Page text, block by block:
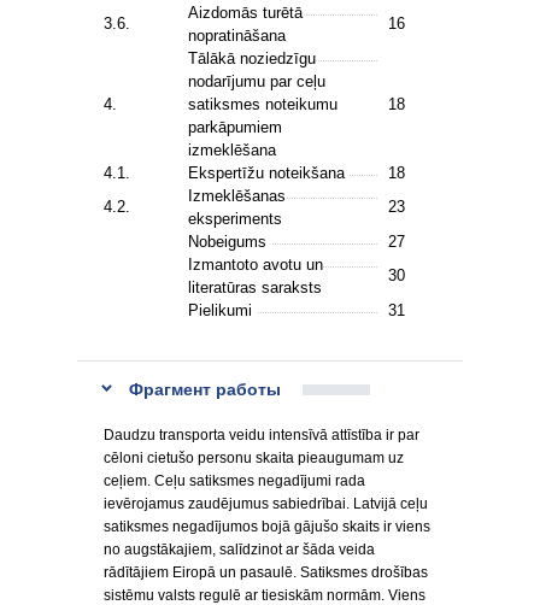
3.6.
Aizdomās turētā
nopratināšana
16
4.
Tālākā noziedzīgu
nodarījumu par ceļu
satiksmes noteikumu
parkāpumiem
izmeklēšana
18
4.1. Ekspertīžu noteikšana
18
4.2.
Izmeklēšanas
eksperiments
23
Nobeigums
27
Izmantoto avotu un
literatūras saraksts
30
Pielikumi
31
Фрагмент работы
Daudzu transporta veidu intensīvā attīstība ir par
cēloni cietušo personu skaita pieaugumam uz
ceļiem. Ceļu satiksmes negadījumi rada
ievērojamus zaudējumus sabiedrībai. Latvijā ceļu
satiksmes negadījumos bojā gājušo skaits ir viens
no augstākajiem, salīdzinot ar šāda veida
rādītājiem Eiropā un pasaulē. Satiksmes drošības
sistēmu valsts regulē ar tiesiskām normām. Viens